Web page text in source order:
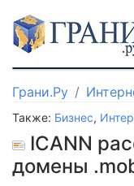
Грани.Ру
Также: Бизнес,
ICANN
домены